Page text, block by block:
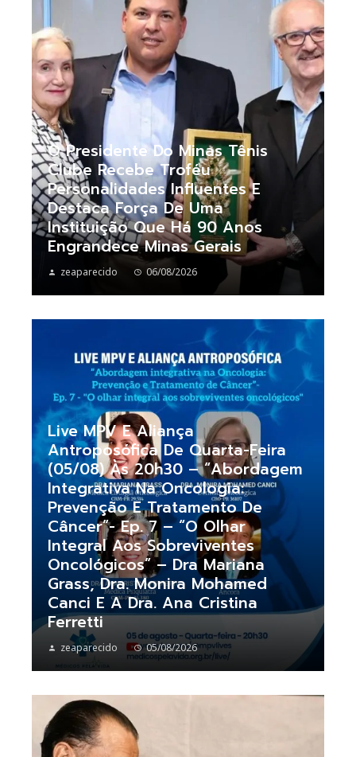
O Presidente Do Minas Tênis
Clube Recebe Troféu
Personalidades Influentes E
Destaca Força De Uma
Instituição Que Há 90 Anos
Engrandece Minas Gerais
zeaparecido 06/08/2026
Live MPV E Aliança
Antroposófica De Quarta-Feira
(05/08) Às 20h30 – “Abordagem
Integrativa Na Oncologia:
Prevenção E Tratamento De
Câncer”- Ep. 7 – “O Olhar
Integral Aos Sobreviventes
Oncológicos” – Dra Mariana
Grass, Dra. Monira Mohamed
Canci E A Dra. Ana Cristina
Ferretti
zeaparecido 05/08/2026